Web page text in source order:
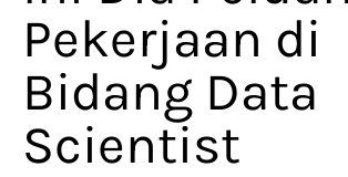
Pekerjaan di
Bidang Data
Scientist